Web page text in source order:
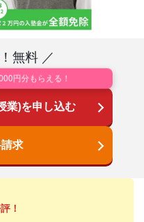
！無料 ／
円分もらえる！
業)を申し込む
求
！